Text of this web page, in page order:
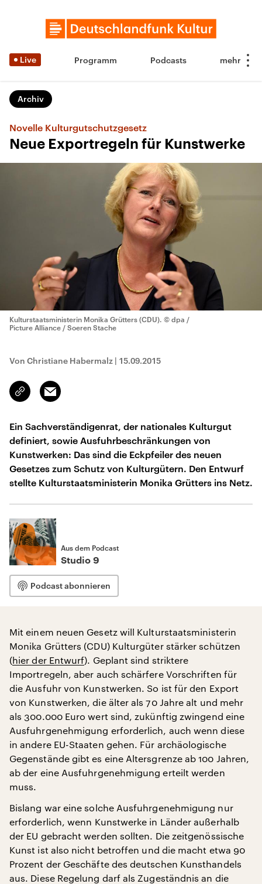
Live Programm Podcasts
Archiv
Novelle Kulturgutschutzgesetz
Neue Exportregeln für Kunstwerke
Kulturstaatsministerin Monika Grütters (CDU). © dpa /
Picture Alliance / Soeren Stache
Von Christiane Habermalz | 15.09.2015
Link
kopieren/teilen
Email
Ein Sachverständigenrat, der nationales Kulturgut
definiert, sowie Ausfuhrbeschränkungen von
Kunstwerken: Das sind die Eckpfeiler des neuen
Gesetzes zum Schutz von Kulturgütern. Den Entwurf
stellte Kulturstaatsministerin Monika Grütters ins Netz.
Aus dem Podcast
Studio 9
Podcast abonnieren
Mit einem neuen Gesetz will Kulturstaatsministerin
Monika Grütters (CDU) Kulturgüter stärker schützen
(hier der Entwurf). Geplant sind striktere
Importregeln, aber auch schärfere Vorschriften für
die Ausfuhr von Kunstwerken. So ist für den Export
von Kunstwerken, die älter als 70 Jahre alt und mehr
als 300.000 Euro wert sind, zukünftig zwingend eine
Ausfuhrgenehmigung erforderlich, auch wenn diese
in andere EU-Staaten gehen. Für archäologische
Gegenstände gibt es eine Altersgrenze ab 100 Jahren,
ab der eine Ausfuhrgenehmigung erteilt werden
muss.
Bislang war eine solche Ausfuhrgenehmigung nur
erforderlich, wenn Kunstwerke in Länder außerhalb
der EU gebracht werden sollten. Die zeitgenössische
Kunst ist also nicht betroffen und die macht etwa 90
Prozent der Geschäfte des deutschen Kunsthandels
aus. Diese Regelung darf als Zugeständnis an die